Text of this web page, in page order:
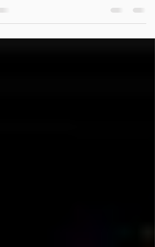
ישראל, עולה שוב הרעיון לבנות קזינו בעיר כדי למשוך